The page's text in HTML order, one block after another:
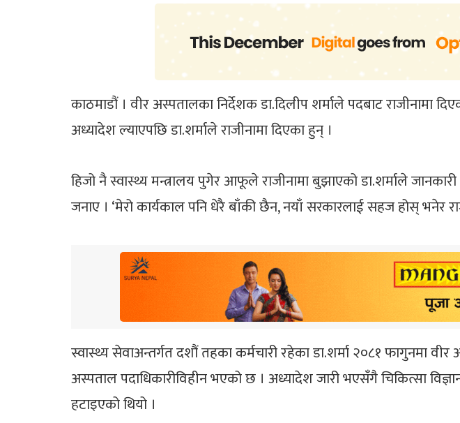
काठमाडौं । वीर अस्पतालका निर्देशक डा.दिलीप शर्माले पदबाट
अध्यादेश ल्याएपछि डा.शर्माले राजीनामा दिएका हुन् ।
हिजो नै स्वास्थ्य मन्त्रालय पुगेर आफूले राजीनामा बुझाएको डा.शर्माले
जनाए । ‘मेरो कार्यकाल पनि धेरै बाँकी छैन, नयाँ सरकारलाई सहज होस् भनेर
स्वास्थ्य सेवाअन्तर्गत दशौं तहका कर्मचारी रहेका डा.शर्मा २०८१ फागुनमा
अस्पताल पदाधिकारीविहीन भएको छ । अध्यादेश जारी भएसँगै चिकित्सा विज्ञान
हटाइएको थियो ।